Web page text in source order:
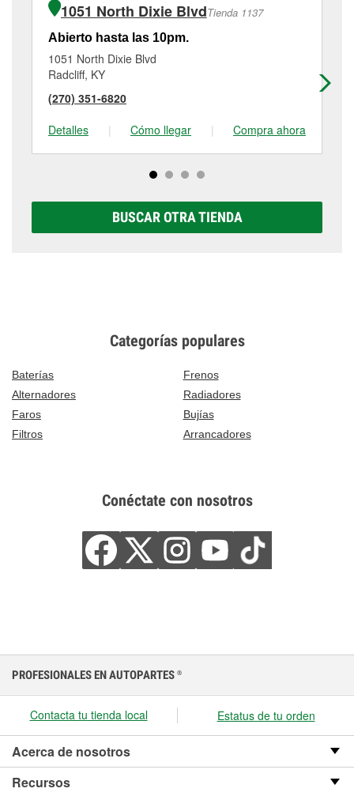
1051 North Dixie BlvdTienda 1137
Abierto hasta las 10pm.
1051 North Dixie Blvd
Radcliff, KY
(270) 351-6820
Detalles
| Cómo llegar | Compra ahora
BUSCAR OTRA TIENDA
Categorías populares
Baterías
Frenos
Alternadores
Radiadores
Faros
Bujías
Filtros
Arrancadores
Conéctate con nosotros
PROFESIONALES EN AUTOPARTES ®
Contacta tu tienda local Estatus de tu orden
Acerca de nosotros
Recursos